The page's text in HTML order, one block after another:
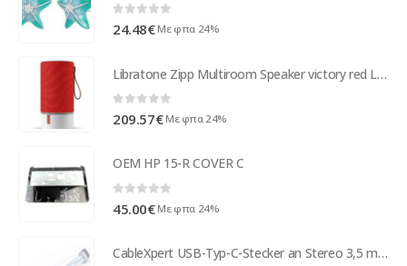
0 out of 5
24.48€ Με φπα 24%
Libratone Zipp Multiroom Speaker victory red LH0032010EU2003
0 out of 5
209.57€ Με φπα 24%
OEM HP 15-R COVER C
0out of 5
45.00€ Με φπα 24%
CableXpert USB-Typ-C-Stecker an Stereo 3,5 mm Audio-Adapter CCA-UC3.5F-02